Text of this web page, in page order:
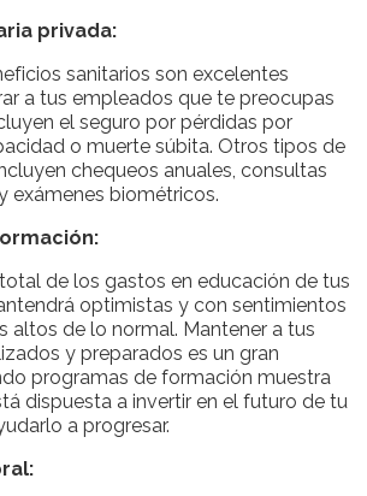
privada:
sanitarios son excelentes
a tus empleados que te preocupas
el seguro por pérdidas por
o muerte súbita. Otros tipos de
chequeos anuales, consultas
exámenes biométricos.
de los gastos en educación de tus
optimistas y con sentimientos
altos de lo normal. Mantener a tus
y preparados es un gran
programas de formación muestra
dispuesta a invertir en el futuro de tu
a progresar.